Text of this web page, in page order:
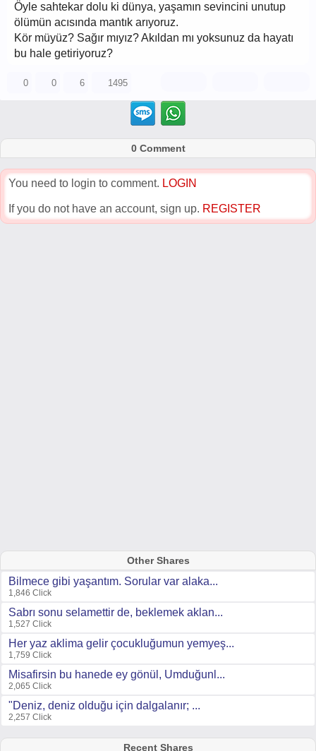
Öyle sahtekar dolu ki dünya, yaşamın sevincini unutup
ölümün acısında mantık arıyoruz.
Kör müyüz? Sağır mıyız? Akıldan mı yoksunuz da hayatı
bu hale getiriyoruz?
0 0 6 1495
0 Comment
You need to login to comment. LOGIN
If you do not have an account, sign up. REGISTER
Other Shares
Bilmece gibi yaşantım. Sorular var alaka...
1,846 Click
Sabrı sonu selamettir de, beklemek aklan...
1,527 Click
Her yaz aklima gelir çocukluğumun yemyeş...
1,759 Click
Misafirsin bu hanede ey gönül, Umduğunl...
2,065 Click
"Deniz, deniz olduğu için dalgalanır; ...
2,257 Click
Recent Shares